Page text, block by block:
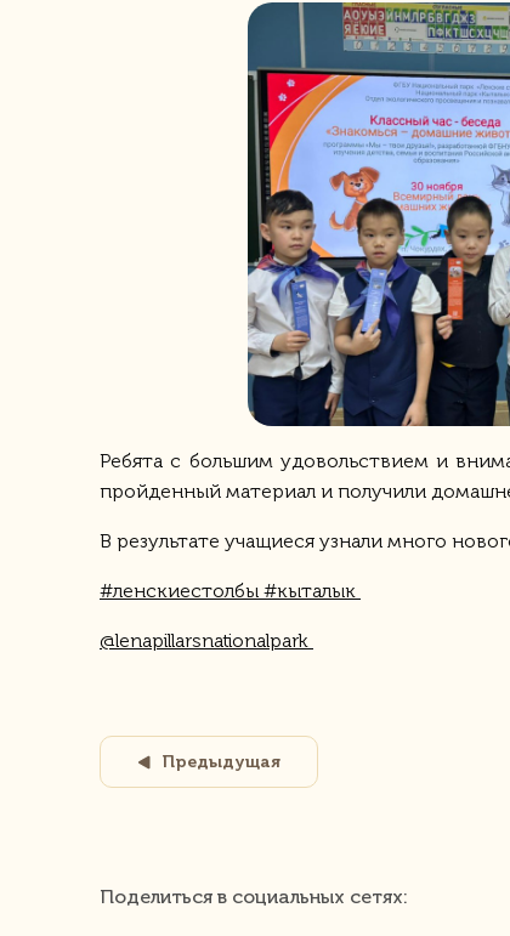
Ребята с большим удовольствием и
пройденный материал и получили
В результате учащиеся узнали много
#ленскиестолбы #кыталык
@lenapillarsnationalpark
Предыдущая
Поделиться в социальных сетях: